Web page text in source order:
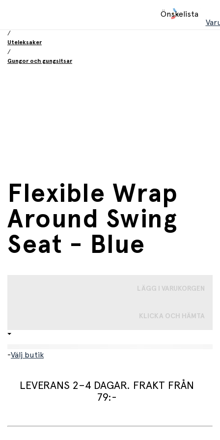
Önskelista
/
Uteleksaker
/
Gungor och gungsitsar
Flexible Wrap
Around Swing
Seat - Blue
LÄGG I VARUKORGEN
KLICKA OCH HÄMTA
-Välj butik
LEVERANS 2–4 DAGAR. FRAKT FRÅN
79:-